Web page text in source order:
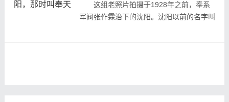
这组老照片拍摄于1928年之前，奉系
军阀张作霖治下的沈阳。沈阳以前的名字叫